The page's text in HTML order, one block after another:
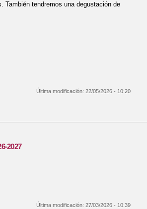
tendremos una degustación de
Última modificación: 22/05/2026 - 10:20
2027
Última modificación: 27/03/2026 - 10:39